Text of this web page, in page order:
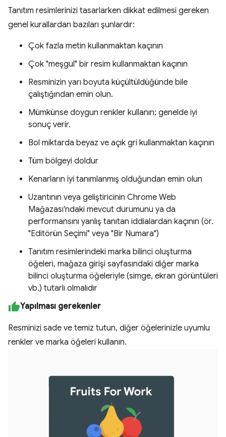
Tanıtım resimlerinizi tasarlarken dikkat edilmesi gereken
genel kurallardan bazıları şunlardır:
Çok fazla metin kullanmaktan kaçının
Çok "meşgul" bir resim kullanmaktan kaçının
Resminizin yarı boyuta küçültüldüğünde bile
çalıştığından emin olun.
Mümkünse doygun renkler kullanın; genelde iyi
sonuç verir.
Bol miktarda beyaz ve açık gri kullanmaktan kaçının
Tüm bölgeyi doldur
Kenarların iyi tanımlanmış olduğundan emin olun
Uzantının veya geliştiricinin Chrome Web
Mağazası'ndaki mevcut durumunu ya da
performansını yanlış tanıtan iddialardan kaçının (ör.
"Editörün Seçimi" veya "Bir Numara")
Tanıtım resimlerindeki marka bilinci oluşturma
öğeleri, mağaza girişi sayfasındaki diğer marka
bilinci oluşturma öğeleriyle (simge, ekran görüntüleri
vb.) tutarlı olmalıdır
Yapılması gerekenler
Resminizi sade ve temiz tutun, diğer öğelerinizle uyumlu
renkler ve marka öğeleri kullanın.